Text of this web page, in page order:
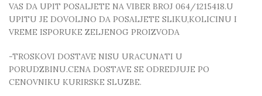
VAS DA UPIT POSALJETE NA VIBER BROJ 064/1215418.U
UPITU JE DOVOLJNO DA POSALJETE SLIKU,KOLICINU I
VREME ISPORUKE ZELJENOG PROIZVODA
-TROSKOVI DOSTAVE NISU URACUNATI U
PORUDZBINU.CENA DOSTAVE SE ODREDJUJE PO
CENOVNIKU KURIRSKE SLUZBE.